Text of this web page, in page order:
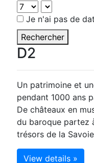
Je n'ai pas de
Rechercher
D2
Un patrimoine et
pendant 1000 ans
De châteaux en
du baroque partez
trésors de la
View details »